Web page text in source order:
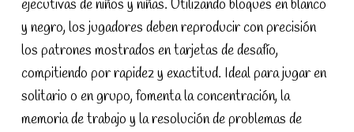
ejecutivas de niños y niñas. Utilizando bloques en blanco
y negro, los jugadores deben reproducir con precisión
los patrones mostrados en tarjetas de desafío,
compitiendo por rapidez y exactitud. Ideal para jugar en
solitario o en grupo, fomenta la concentración, la
memoria de trabajo y la resolución de problemas de